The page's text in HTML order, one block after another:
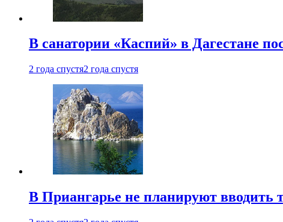
В санатории «Каспий» в Дагестане
2 года спустя2 года спустя
В Приангарье не планируют вводить